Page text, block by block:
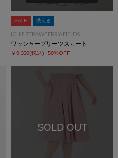
SALE 洗える
ICHIE STRAWBERRY-FIELDS
ワッシャープリーツスカート
￥9,350(税込) 50%OFF
SOLD OUT